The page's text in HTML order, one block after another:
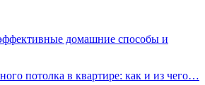
домашние способы и
потолка в квартире: как и из чего…